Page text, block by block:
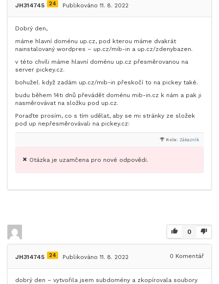
JH314745 24 Publikováno 11. 8. 2022
Dobrý den,
máme hlavní doménu up.cz, pod kterou máme dvakrát
nainstalovaný wordpres – up.cz/mib-in a up.cz/zdenybazen.
v této chvíli máme hlavní doménu up.cz přesměrovanou na
server pickey.cz.
bohužel. když zadám up.cz/mib-in přeskočí to na pickey také.
budu během 14ti dnů převádět doménu mib-in.cz k nám a pak ji
nasměrovávat na složku pod up.cz.
Poraďte prosím, co s tím udělat, aby se mi stránky ze složek
pod up nepřesměrovávali na pickey.cz:
Role: Zákazník
Otázka je uzamčena pro nové odpovědi.
0
JH314745 24 Publikováno 11. 8. 2022 0 Komentář
dobrý den – vytvořila jsem subdomény a zkopírovala soubory